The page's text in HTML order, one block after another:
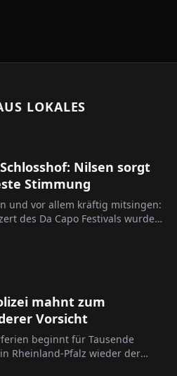
LOKALES
Nilsen sorgt
Stimmung
und vor allem kräftig mitsingen:
des Da Capo Festivals wurde
mahnt zum
Vorsicht
beginnt für Tausende
Rheinland-Pfalz wieder der